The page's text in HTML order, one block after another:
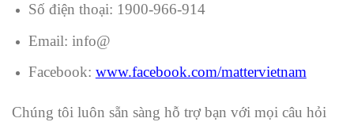
Số điện thoại: 1900-966-914
Email: info@
Facebook: www.facebook.com/mattervietnam
Chúng tôi luôn sẵn sàng hỗ trợ bạn với mọi câu hỏi